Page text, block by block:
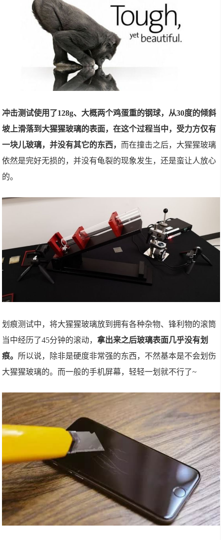
冲击测试使用了128g、大概两个鸡蛋重的钢球，从30度的倾斜
坡上滑落到大猩猩玻璃的表面，在这个过程当中，受力方仅有
一块儿玻璃，并没有其它的东西， 而在撞击之后，大猩猩玻璃
依然是完好无损的，并没有龟裂的现象发生，还是蛮让人放心
的。
划痕测试中，将大猩猩玻璃放到拥有各种杂物、锋利物的滚筒
当中经历了45分钟的滚动，拿出来之后玻璃表面几乎没有划
痕。 所以说，除非是硬度非常强的东西，不然基本是不会划伤
大猩猩玻璃的。而一般的手机屏幕，轻轻一划就不行了~